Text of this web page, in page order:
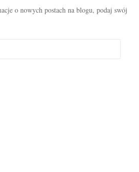
o nowych postach na blogu, podaj swój